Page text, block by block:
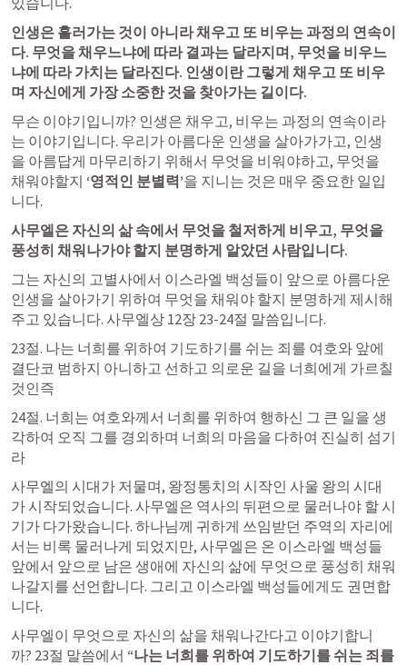
인생은 흘러가는 것이 아니라 채우고 또 비우는 과정의 연속이
다. 무엇을 채우느냐에 따라 결과는 달라지며, 무엇을 비우느
냐에 따라 가치는 달라진다. 인생이란 그렇게 채우고 또 비우
며 자신에게 가장 소중한 것을 찾아가는 길이다.
무슨 이야기입니까? 인생은 채우고, 비우는 과정의 연속이라
는 이야기입니다. 우리가 아름다운 인생을 살아가가고, 인생
을 아름답게 마무리하기 위해서 무엇을 비워야하고, 무엇을
채워야할지 ‘영적인 분별력’을 지니는 것은 매우 중요한 일입
니다.
사무엘은 자신의 삶 속에서 무엇을 철저하게 비우고, 무엇을
풍성히 채워나가야 할지 분명하게 알았던 사람입니다.
그는 자신의 고별사에서 이스라엘 백성들이 앞으로 아름다운
인생을 살아가기 위하여 무엇을 채워야 할지 분명하게 제시해
주고 있습니다. 사무엘상 12장 23-24절 말씀입니다.
​23절. 나는 너희를 위하여 기도하기를 쉬는 죄를 여호와 앞에
결단코 범하지 아니하고 선하고 의로운 길을 너희에게 가르칠
것인즉
24절. 너희는 여호와께서 너희를 위하여 행하신 그 큰 일을 생
각하여 오직 그를 경외하며 너희의 마음을 다하여 진실히 섬기
라
​사무엘의 시대가 저물며, 왕정통치의 시작인 사울 왕의 시대
가 시작되었습니다. 사무엘은 역사의 뒤편으로 물러나야 할 시
기가 다가왔습니다. 하나님께 귀하게 쓰임받던 주역의 자리에
서는 비록 물러나게 되었지만, 사무엘은 온 이스라엘 백성들
앞에서 앞으로 남은 생애에 자신의 삶에 무엇으로 풍성히 채워
나갈지를 선언합니다. 그리고 이스라엘 백성들에게도 권면합
니다.
​사무엘이 무엇으로 자신의 삶을 채워나간다고 이야기합니
까? 23절 말씀에서 “나는 너희를 위하여 기도하기를 쉬는 죄를